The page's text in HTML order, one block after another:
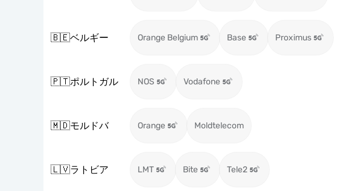
🇧🇪ベルギー Orange Belgium Base Proximus
🇵🇹ポルトガル NOS Vodafone
🇲🇩モルドバ Orange Moldtelecom
🇱🇻ラトビア LMT Bite Tele2